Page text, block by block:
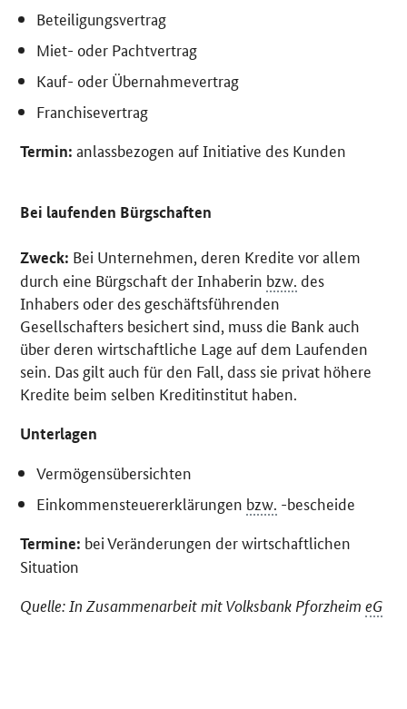
Beteiligungsvertrag
Miet- oder Pachtvertrag
Kauf- oder Übernahmevertrag
Franchisevertrag
Termin: anlassbezogen auf Initiative des Kunden
Bei laufenden Bürgschaften
Zweck: Bei Unternehmen, deren Kredite vor allem
durch eine Bürgschaft der Inhaberin bzw. des
Inhabers oder des geschäftsführenden
Gesellschafters besichert sind, muss die Bank auch
über deren wirtschaftliche Lage auf dem Laufenden
sein. Das gilt auch für den Fall, dass sie privat höhere
Kredite beim selben Kreditinstitut haben.
Unterlagen
Vermögensübersichten
Einkommensteuererklärungen bzw. -bescheide
Termine: bei Veränderungen der wirtschaftlichen
Situation
Quelle: In Zusammenarbeit mit Volksbank PforzheimeG